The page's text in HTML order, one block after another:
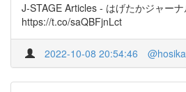
J-STAGE Articles - はげたかジャー
https://t.co/saQBFjnLct
2022-10-08 20:54:46